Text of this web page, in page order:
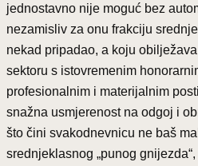
jednostavno nije moguć bez
nezamisliv za onu frakciju
nekad pripadao, a koju
sektoru s istovremenim
profesionalnim i materijalnim
snažna usmjerenost na odgoj i
što čini svakodnevnicu ne baš
srednjeklasnog „punog